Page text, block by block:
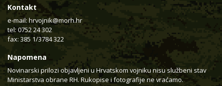
Kontakt
e-mail: hrvojnik@morh.hr
tel: 0752 24 302
fax: 385 1/3784 322
Napomena
Novinarski prilozi objavljeni u Hrvatskom vojniku nisu službeni stav
Ministarstva obrane RH. Rukopise i fotografije ne vraćamo.